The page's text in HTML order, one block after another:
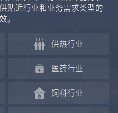
贴近行业和业务需求类型的
。
供热行业
医药行业
饲料行业